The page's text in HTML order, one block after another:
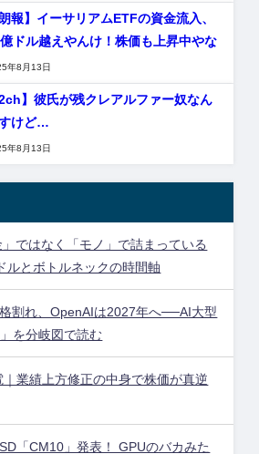
朗報】イーサリアムETFの資金流入、
ドル越えやんけ！株価も上昇中やな
年8月13日
2ch】彼氏が残クレアルファー奴なん
けど…
年8月13日
ではなく「モノ」で詰まっている
ルとボトルネックの時間軸
割れ、OpenAIは2027年へ──AI大型
を分岐図で読む
業績上方修正の中身で株価が真逆
「CM10」発表！ GPUのバカみた